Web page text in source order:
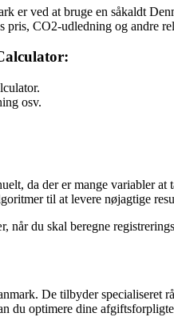
er ved at bruge en såkaldt
CO2-udledning og andre
osv.
da der er mange variabler
til at levere nøjagtige
du skal beregne
De tilbyder
du optimere dine